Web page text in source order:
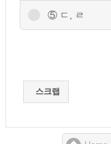
⑤ ㄷ, ㄹ
스크랩